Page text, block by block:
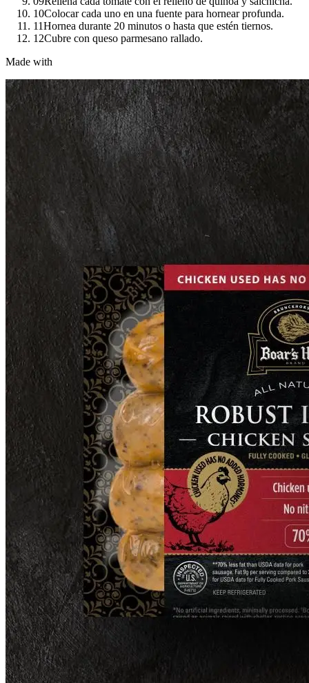
10Colocar cada uno en una fuente para hornear profunda.
11Hornea durante 20 minutos o hasta que estén tiernos.
12Cubre con queso parmesano rallado.
Made with